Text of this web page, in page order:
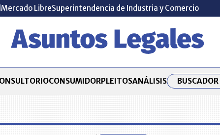
Mercado LibreSuperintendencia de Industria y Comercio
CONSUMIDORPLEITOSANÁLISIS